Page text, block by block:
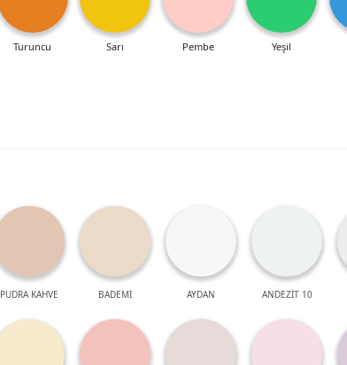
Turuncu Sarı Pembe Yeşil
PUDRA KAHVE BADEMİ AYDAN ANDEZİT 10